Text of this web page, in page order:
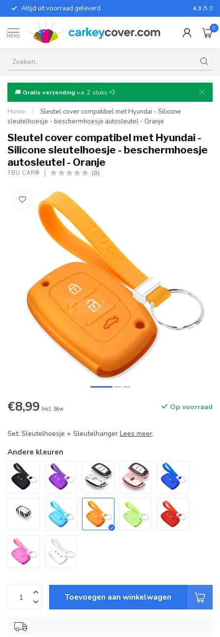
Altijd uit voorraad geleverd Voor
4.3 /5.0
MENU
0
🚚 Gratis verzendingv.a. 2 stuks 💨
Home /
Sleutel cover compatibel met Hyundai - Silicone
sleutelhoesje - beschermhoesje autosleutel - Oranje
Sleutel cover compatibel met Hyundai -
Silicone sleutelhoesje - beschermhoesje
autosleutel - Oranje
TBU CAR® (0)
€8,99 Incl. btw Op voorraad
Set: Sleutelhoesje + Sleutelhanger Lees meer.
Andere kleuren
Toevoegen aan winkelwagen